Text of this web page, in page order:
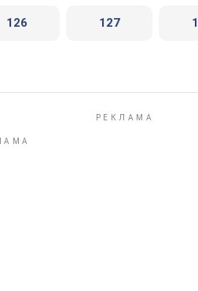
126 127